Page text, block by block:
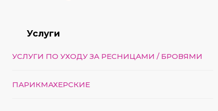
Услуги
УСЛУГИ ПО УХОДУ ЗА РЕСНИЦАМИ / БРОВЯМИ
ПАРИКМАХЕРСКИЕ